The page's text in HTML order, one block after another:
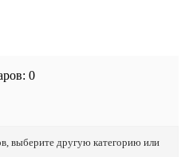
0
выберите другую категорию или